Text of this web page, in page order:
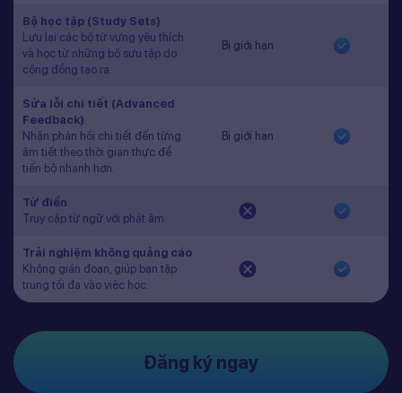
Bộ học tập (Study Sets)
Lưu lại các bộ từ vựng yêu thích
và học từ những bộ sưu tập do
cộng đồng tạo ra.
Bị giới hạn
Sửa lỗi chi tiết (Advanced
Feedback)
Nhận phản hồi chi tiết đến từng
âm tiết theo thời gian thực để
tiến bộ nhanh hơn.
Bị giới hạn
Từ điển
Truy cập từ ngữ với phát âm
Trải nghiệm không quảng cáo
Không gián đoạn, giúp bạn tập
trung tối đa vào việc học.
Đăng ký ngay